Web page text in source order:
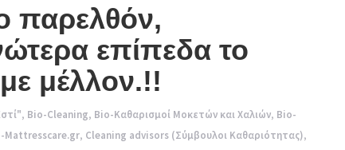
παρελθόν,
επίπεδα το
μέλλον.!!
, Bio-Cleaning, Bio-Καθαρισμοί Μοκετών και Χαλιών, Bio-
Mattresscare.gr, Cleaning advisors (Σύμβουλοι Καθαριότητας),